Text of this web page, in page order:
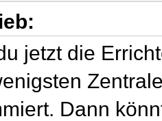
jetzt die
Dann